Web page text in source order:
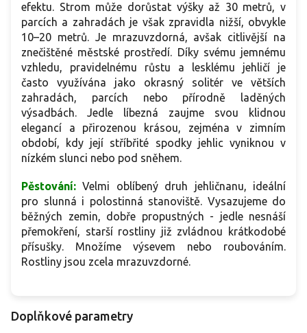
efektu. Strom může dorůstat výšky až 30 metrů, v
parcích a zahradách je však zpravidla nižší, obvykle
10–20 metrů. Je mrazuvzdorná, avšak citlivější na
znečištěné městské prostředí. Díky svému jemnému
vzhledu, pravidelnému růstu a lesklému jehličí je
často využívána jako okrasný solitér ve větších
zahradách, parcích nebo přírodně laděných
výsadbách. Jedle líbezná zaujme svou klidnou
elegancí a přirozenou krásou, zejména v zimním
období, kdy její stříbřité spodky jehlic vyniknou v
nízkém slunci nebo pod sněhem.
Pěstování: Velmi oblíbený druh jehličnanu, ideální
pro slunná i polostinná stanoviště. Vysazujeme do
běžných zemin, dobře propustných - jedle nesnáší
přemokření, starší rostliny již zvládnou krátkodobé
přísušky. Množíme výsevem nebo roubováním.
Rostliny jsou zcela mrazuvzdorné.
Doplňkové parametry